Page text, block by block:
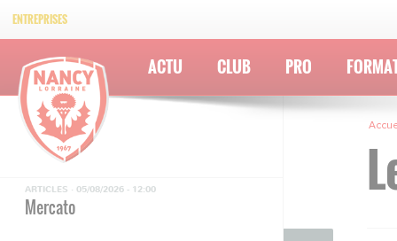
ENTREPRISES
ACTU CLUB PRO
ARTICLES · 05/08/2026 - 12:00
Mercato